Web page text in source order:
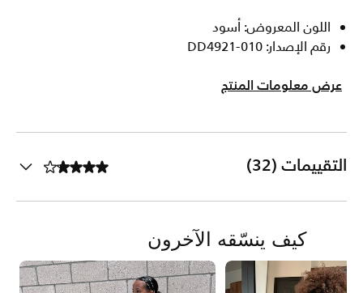
اللون المعروض: أسود
رقم الإصدار: DD4921-010
عرض معلومات المنتج
التقييمات (32)